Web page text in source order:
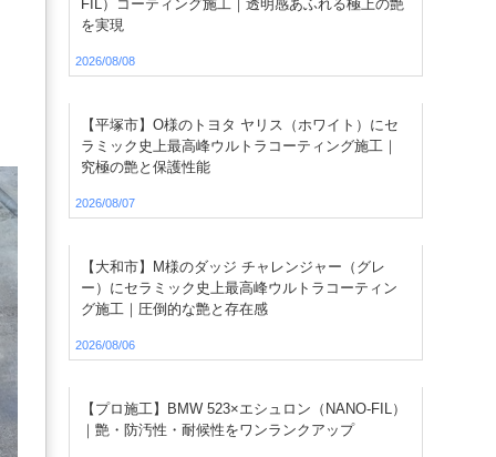
FIL）コーティング施工｜透明感あふれる極上の艶
を実現
2026/08/08
【平塚市】O様のトヨタ ヤリス（ホワイト）にセ
ラミック史上最高峰ウルトラコーティング施工｜
究極の艶と保護性能
2026/08/07
【大和市】M様のダッジ チャレンジャー（グレ
ー）にセラミック史上最高峰ウルトラコーティン
グ施工｜圧倒的な艶と存在感
2026/08/06
【プロ施工】BMW 523×エシュロン（NANO-FIL）
｜艶・防汚性・耐候性をワンランクアップ